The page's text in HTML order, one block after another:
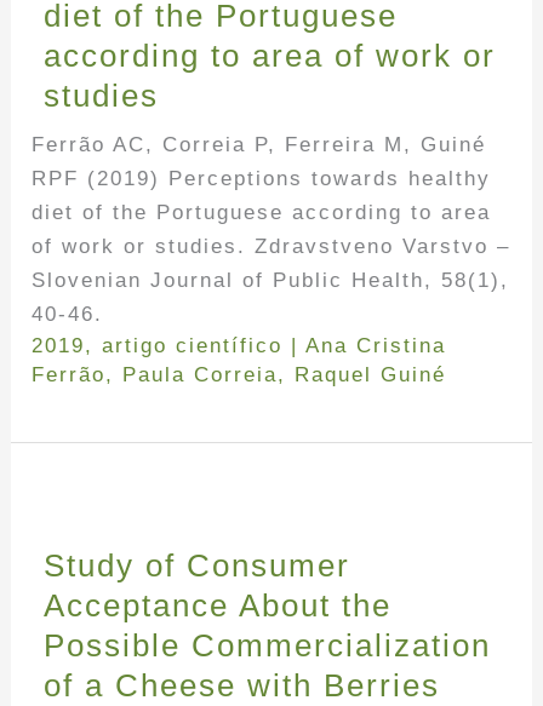
diet of the Portuguese
according to area of work or
studies
Ferrão AC, Correia P, Ferreira M, Guiné
RPF (2019) Perceptions towards healthy
diet of the Portuguese according to area
of work or studies. Zdravstveno Varstvo –
Slovenian Journal of Public Health, 58(1),
40-46.
2019,artigo científico |Ana Cristina
Ferrão, Paula Correia, Raquel Guiné
Study of Consumer
Acceptance About the
Possible Commercialization
of a Cheese with Berries